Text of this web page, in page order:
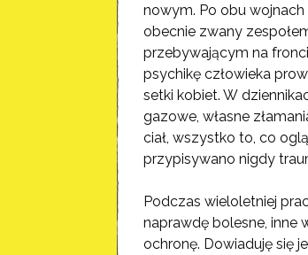
nowym. Po obu wojnach
obecnie zwany
przebywającym na
psychikę człowieka
setki kobiet. W
gazowe, własne
ciał, wszystko to, co
przypisywano nigdy
Podczas wieloletniej
naprawdę bolesne, inne
ochronę. Dowiaduję się